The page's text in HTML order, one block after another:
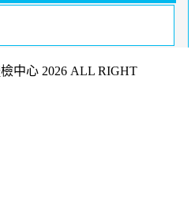
中心 2026 ALL RIGHT